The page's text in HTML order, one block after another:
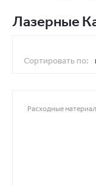
Лазерные
Сортировать по:
Расходные